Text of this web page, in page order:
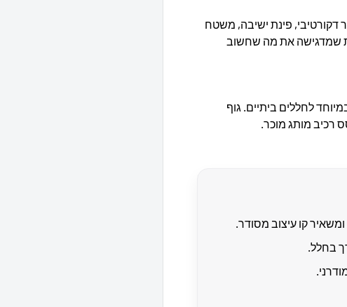
דקורטיבי, פינת ישיבה, משטח
שמדגישה את מה שחשוב
לחללים ביתיים. גוף
קו עיצוב מסודר.
בחלל.